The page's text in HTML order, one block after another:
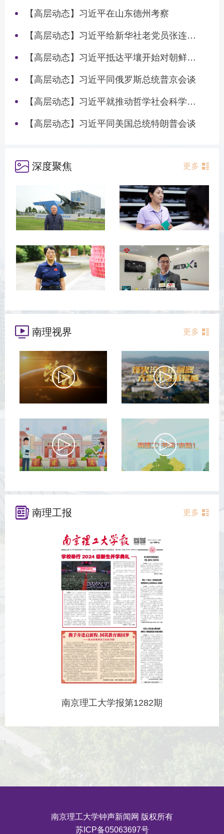
【高层动态】习近平在山东德州考察
【高层动态】习近平给新华社老党员张连生回信强调 传承红色基因 在新征程上书写优异答卷
【高层动态】习近平抵达平壤开始对朝鲜进行国事访问
【高层动态】习近平同俄罗斯总统普京会谈
【高层动态】习近平就推动哲学社会科学高质量发展作出重要指示
【高层动态】习近平同美国总统特朗普会谈
深度聚焦 更多
南理视界 更多
南理工报 更多
南京理工大学报第1282期
南京理工大学钟声新闻网 版权所有
苏ICP备05063697号